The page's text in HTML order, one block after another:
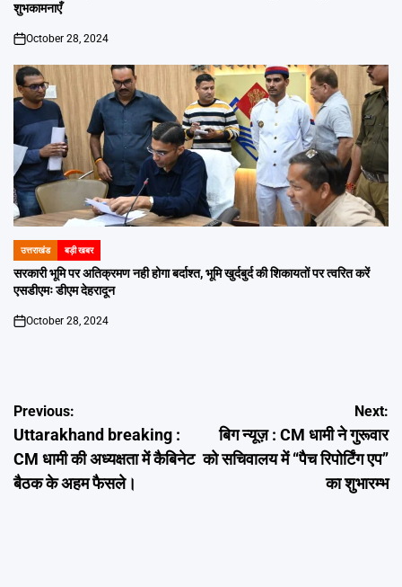
शुभकामनाएँ
on
October 28, 2024
POSTED
IN
उत्तराखंड बड़ी खबर
सरकारी भूमि पर अतिक्रमण नही होगा बर्दाश्त, भूमि खुर्दबुर्द की शिकायतों पर त्वरित करें
एसडीएमः डीएम देहरादून
on
October 28, 2024
Post
navigation
Previous:
Uttarakhand breaking :
CM धामी की अध्यक्षता में कैबिनेट
बैठक के अहम फैसले।
Next:
बिग न्यूज़ : CM धामी ने गुरूवार
को सचिवालय में ‘‘पैच रिपोर्टिंग एप’’
का शुभारम्भ